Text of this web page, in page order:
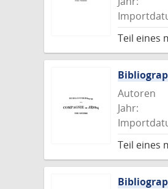
Teil eines
Autoren
Jahr:
Teil eines